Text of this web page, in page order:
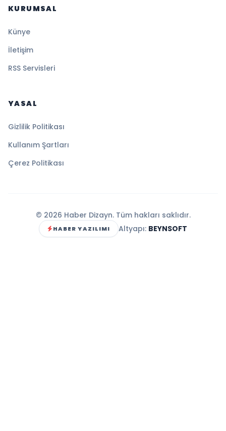
KURUMSAL
Künye
İletişim
RSS Servisleri
YASAL
Gizlilik Politikası
Kullanım Şartları
Çerez Politikası
© 2026 Haber Dizayn. Tüm hakları saklıdır.
HABER YAZILIMI Altyapı: BEYNSOFT